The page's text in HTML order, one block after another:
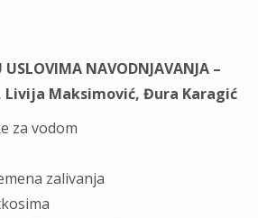
USLOVIMA NAVODNJAVANJA –
Livija Maksimović, Đura Karagić
za vodom
zalivanja